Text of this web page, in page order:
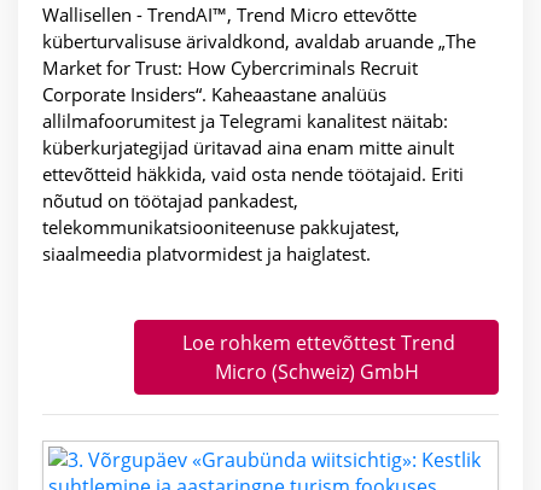
Wallisellen - TrendAI™, Trend Micro ettevõtte
küberturvalisuse ärivaldkond, avaldab aruande „The
Market for Trust: How Cybercriminals Recruit
Corporate Insiders“. Kaheaastane analüüs
allilmafoorumitest ja Telegrami kanalitest näitab:
küberkurjategijad üritavad aina enam mitte ainult
ettevõtteid häkkida, vaid osta nende töötajaid. Eriti
nõutud on töötajad pankadest,
telekommunikatsiooniteenuse pakkujatest,
siaalmeedia platvormidest ja haiglatest.
Loe rohkem ettevõttest Trend
Micro (Schweiz) GmbH